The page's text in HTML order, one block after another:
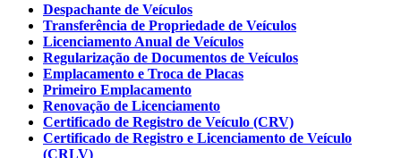
Despachante de Veículos
Transferência de Propriedade de Veículos
Licenciamento Anual de Veículos
Regularização de Documentos de Veículos
Emplacamento e Troca de Placas
Primeiro Emplacamento
Renovação de Licenciamento
Certificado de Registro de Veículo (CRV)
Certificado de Registro e Licenciamento de Veículo
(CRLV)